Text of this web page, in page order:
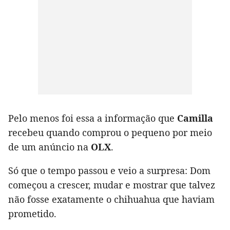
Pelo menos foi essa a informação que Camilla
recebeu quando comprou o pequeno por meio
de um anúncio na OLX.
Só que o tempo passou e veio a surpresa: Dom
começou a crescer, mudar e mostrar que talvez
não fosse exatamente o chihuahua que haviam
prometido.